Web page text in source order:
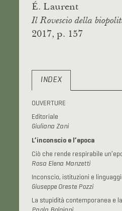
É. Laurent
Il Rovescio della
2017, p. 157
INDEX
OUVERTURE
Editoriale
Giuliana Zani
L’inconscio e l’epoca
Ciò che rende respirabile
Rosa Elena Manzetti
Inconscio, istituzioni e
Giuseppe Oreste Pozzi
La stupidità contemporanea e